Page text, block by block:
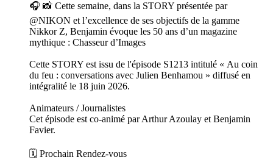
🎧 📸 Cette semaine, dans la STORY présentée par
@NIKON et l’excellence de ses objectifs de la gamme
Nikkor Z, Benjamin évoque les 50 ans d’un magazine
mythique : Chasseur d’Images
Cette STORY est issu de l'épisode S1213 intitulé « Au coin
du feu : conversations avec Julien Benhamou » diffusé en
intégralité le 18 juin 2026.
Animateurs / Journalistes
Cet épisode est co-animé par Arthur Azoulay et Benjamin
Favier.
🗓️ Prochain Rendez-vous